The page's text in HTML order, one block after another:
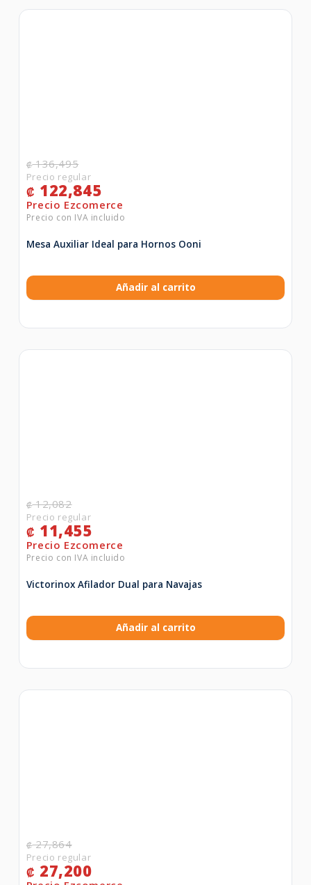
₡136,495
₡ 122,845
Mesa Auxiliar Ideal para Hornos Ooni
Añadir al carrito
₡12,082
₡ 11,455
Victorinox Afilador Dual para Navajas
Añadir al carrito
₡27,864
₡ 27,200